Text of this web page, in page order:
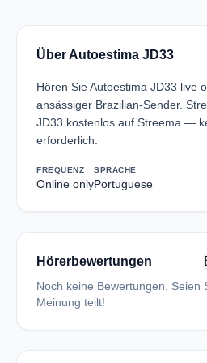
Über Autoestima JD33
Hören Sie Autoestima JD33 live
ansässiger Brazilian-Sender.
JD33 kostenlos auf Streema —
erforderlich.
FREQUENZ
Online only
SPRACHE
Portuguese
Hörerbewertungen
Noch keine Bewertungen. Seien
Meinung teilt!